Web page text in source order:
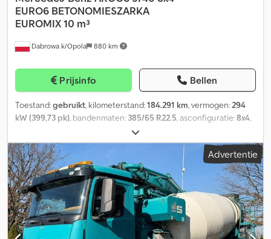
Dabrowa k/Opola 880 km
EURO6 BETONOMIESZARKA
EUROMIX 10 m³
Prijsinfo Bellen
Toestand:gebruikt, kilometerstand:184.291 km, vermogen:294
kW (399,73 pk), bandenmaten: 385/65 R22.5, asconfiguratie:8x4,
, soort overbrenging:automatisch
Euro 6, ophanging:staal, totale lengte:9.160 mm, totale breedte:
2.550 mm, totale hoogte: , laadruimte inhoud:10 m³,
Bouwjaar:2019, Uitrusting:ABS, airconditioning, centrale
vergrendeling, differentieelslot, elektrisch verstelbare spiegel,
elektrische raamverstelling
, = Aanvullende opties en accessoires
= Dsdjy Ihpcspfx Aipjkr - Climate control - Dakraam - Radio = Meer
informatie = Toepassingsgebied: Bouw Toepassingsmateriaal:
Beton As 1: Bandenmaat: 385/65 R22.5; Remmen: trommelremmen;
Advertentie